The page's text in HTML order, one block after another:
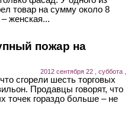
товар на сумму около 8
женская...
пожар на
2012 сентября 22 , суббота ,
сгорели шесть торговых
Продавцы говорят, что
точек гораздо больше – не